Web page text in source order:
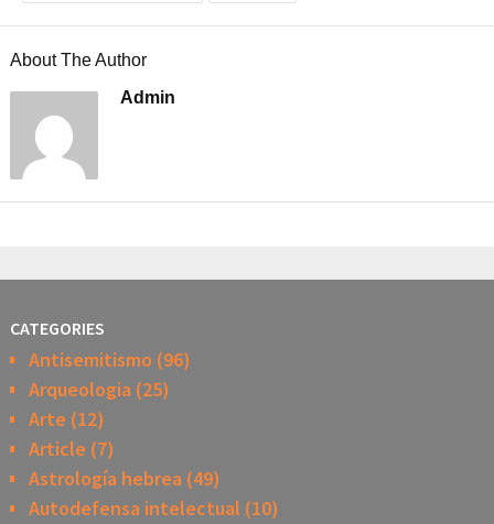
About The Author
Admin
CATEGORIES
Antisemitismo (96)
Arqueologia(25)
Arte (12)
Article (7)
Astrología hebrea(49)
Autodefensa intelectual (10)